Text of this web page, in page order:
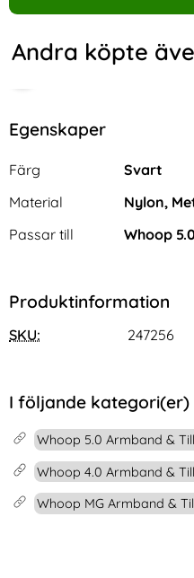
Andra köpte
Edge Fodral Läder RFID Svart
Tillgänglighet:
Egenskaper
Egenskaper/attribut för
Attribut
Färg
Svart
Material
Nylon,
Passar till
Whoop
Produktinformation
SKU: 247256
I följande kategori(er)
Whoop 5.0 Armband &
Whoop 4.0 Armband &
Whoop MG Armband &